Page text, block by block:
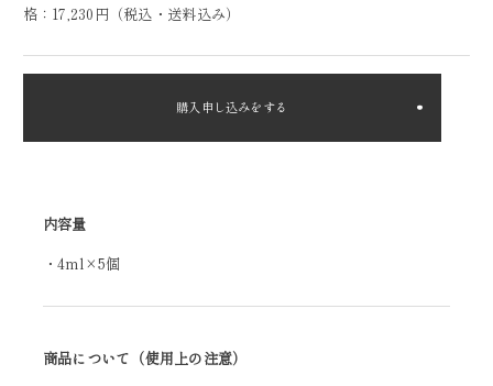
格：17,230円（税込・送料込み）
購入申し込みをする
内容量
・4ml×5個
商品について（使用上の注意）